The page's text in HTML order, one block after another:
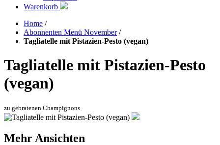
Warenkorb
Home /
Abonnenten Menü November /
Tagliatelle mit Pistazien-Pesto (vegan)
Tagliatelle mit Pistazien-Pesto
(vegan)
zu gebratenen Champignons
Mehr Ansichten